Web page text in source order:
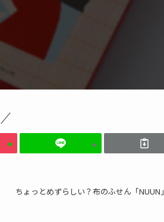
ちょっとめずらしい？布のふせん「NUUN」